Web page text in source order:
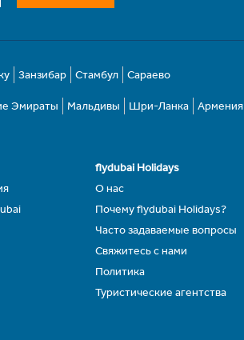
Занзибар Стамбул Сараево
Эмираты Мальдивы Шри-Ланка Армения
flydubai Holidays
О нас
Почему flydubai Holidays?
Часто задаваемые вопросы
Свяжитесь с нами
Политика
Туристические агентства